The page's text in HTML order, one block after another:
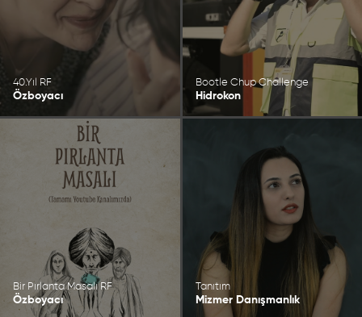
40.Yıl RF
Özboyacı
Bootle Chup Challenge
Hidrokon
Bir Pırlanta Masalı RF
Özboyacı
Tanıtım
Mizmer Danışmanlık